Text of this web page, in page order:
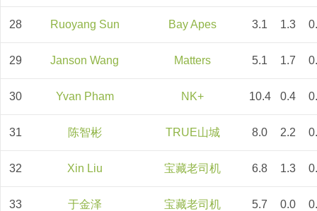
28 Ruoyang Sun Bay Apes 3.1 1.3
29 Janson Wang Matters 5.1 1.7
30 Yvan Pham NK+ 10.4 0.4
31 陈智彬 TRUE山城 8.0 2.2
32 Xin Liu 宝藏老司机 6.8 1.3
33 于金泽 宝藏老司机 5.7 0.0